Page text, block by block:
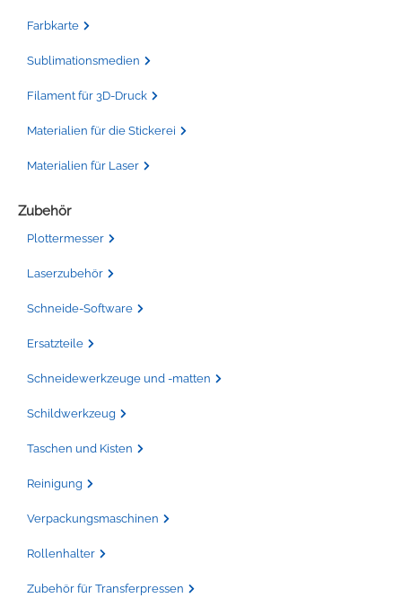
Farbkarte
Sublimationsmedien
Filament für 3D-Druck
Materialien für die Stickerei
Materialien für Laser
Zubehör
Plottermesser
Laserzubehör
Schneide-Software
Ersatzteile
Schneidewerkzeuge und -matten
Schildwerkzeug
Taschen und Kisten
Reinigung
Verpackungsmaschinen
Rollenhalter
Zubehör für Transferpressen